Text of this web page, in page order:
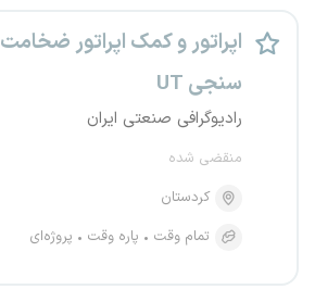
اپراتور و کمک اپراتور ضخامت
سنجی UT
رادیوگرافی صنعتی ایران
منقضی شده
کردستان
تمام وقت
پاره وقت پروژه‌ای